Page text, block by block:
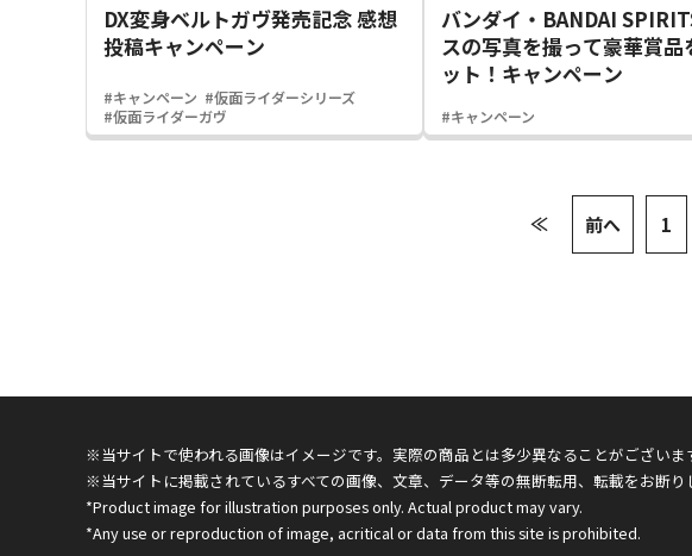
DX変身ベルトガヴ発売記念 感想
投稿キャンペーン
#キャンペーン #仮面ライダーシリーズ
#仮面ライダーガヴ
バンダイ・BANDAI
スの写真を撮って豪華賞品
ット！キャンペーン
#キャンペーン
≪ 前へ 1
※当サイトで使われる画像はイメージです。実際の商品とは多少異なることがございま
※当サイトに掲載されているすべての画像、文章、データ等の無断転用、転載をお断り
*Product image for illustration purposes only. Actual product may vary.
*Any use or reproduction of image, acritical or data from this site is prohibited.